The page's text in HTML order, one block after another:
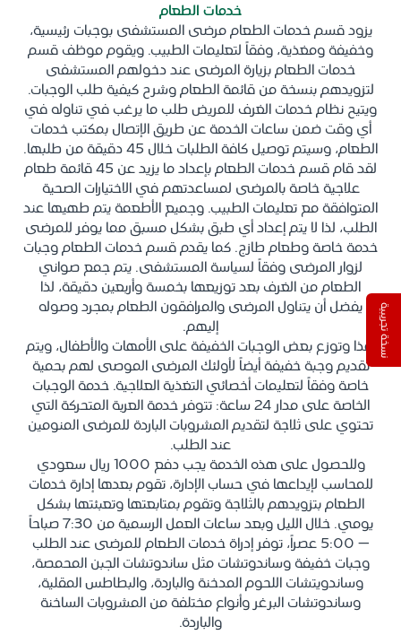
خدمات الطعام
يزود قسم خدمات الطعام مرضى المستشفى بوجبات رئيسية،
وخفيفة ومغذية، وفقاً لتعليمات الطبيب. ويقوم موظف قسم
خدمات الطعام بزيارة المرضى عند دخولهم المستشفى
لتزويدهم بنسخة من قائمة الطعام وشرح كيفية طلب الوجبات.
ويتيح نظام خدمات الغرف للمريض طلب ما يرغب في تناوله في
أي وقت ضمن ساعات الخدمة عن طريق الإتصال بمكتب خدمات
الطعام، وسيتم توصيل كافة الطلبات خلال 45 دقيقة من طلبها.
لقد قام قسم خدمات الطعام بإعداد ما يزيد عن 45 قائمة طعام
علاجية خاصة بالمرضى لمساعدتهم في الاختيارات الصحية
المتوافقة مع تعليمات الطبيب. وجميع الأطعمة يتم طهيها عند
الطلب، لذا لا يتم إعداد أي طبق بشكل مسبق مما يوفر للمرضى
خدمة خاصة وطعام طازج. كما يقدم قسم خدمات الطعام وجبات
لزوار المرضى وفقاً لسياسة المستشفى. يتم جمع صواني
الطعام من الغرف بعد توزيعها بخمسة وأربعين دقيقة، لذا
يفضل أن يتناول المرضى والمرافقون الطعام بمجرد وصوله
إليهم.
هذا وتوزع بعض الوجبات الخفيفة على الأمهات والأطفال، ويتم
تقديم وجبة خفيفة أيضاً لأولئك المرضى الموصى لهم بحمية
خاصة وفقاً لتعليمات أخصائي التغذية العلاجية. خدمة الوجبات
الخاصة على مدار 24 ساعة: تتوفر خدمة العربة المتحركة التي
تحتوي على ثلاجة لتقديم المشروبات الباردة للمرضى المنومين
عند الطلب.
وللحصول على هذه الخدمة يجب دفع 1000 ريال سعودي
للمحاسب لإيداعها في حساب الإدارة، تقوم بعدها إدارة خدمات
الطعام بتزويدهم بالثلاجة وتقوم بمتابعتها وتعبئتها بشكل
يومي. خلال الليل وبعد ساعات العمل الرسمية من 7:30 صباحاً
– 5:00 عصراً، توفر إدراة خدمات الطعام للمرضى عند الطلب
وجبات خفيفة وساندوتشات مثل ساندوتشات الجبن المحمصة،
وساندويتشات اللحوم المدخنة والباردة، والبطاطس المقلية،
وساندوتشات البرغر وأنواع مختلفة من المشروبات الساخنة
والباردة.
نسخة تجريبية